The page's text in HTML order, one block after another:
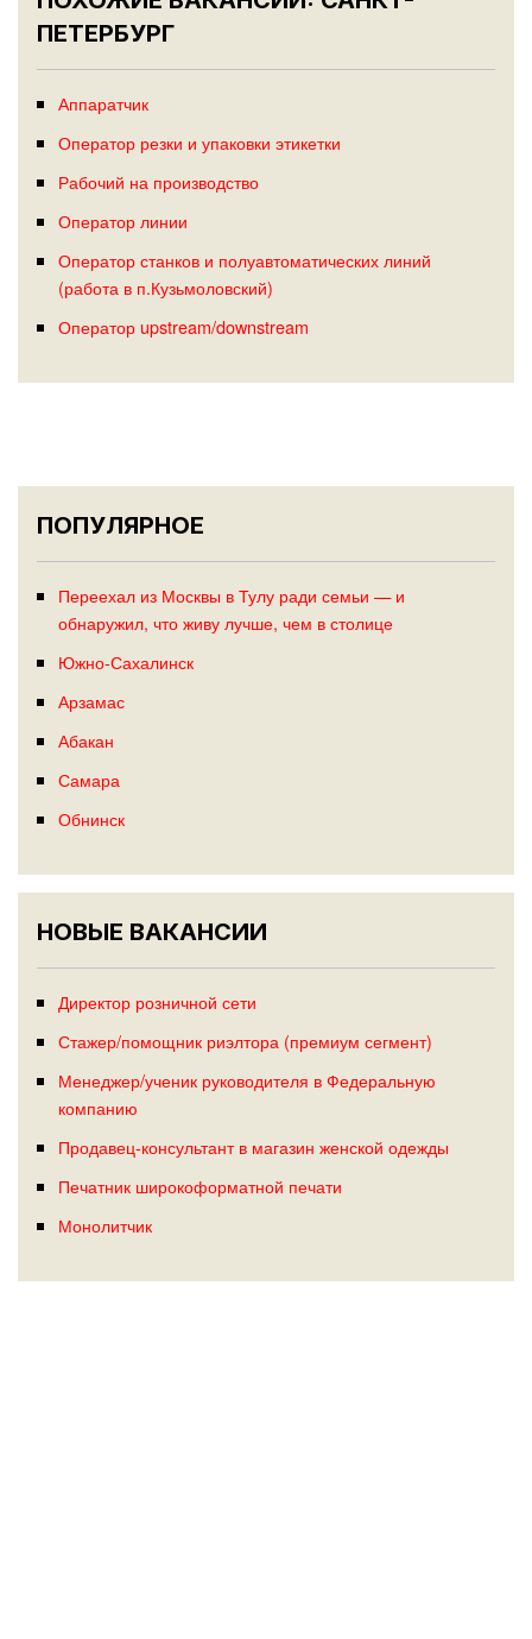
ПЕТЕРБУРГ
Аппаратчик
Оператор резки и упаковки этикетки
Рабочий на производство
Оператор линии
Оператор станков и полуавтоматических линий
(работа в п.Кузьмоловский)
Оператор upstream/downstream
ПОПУЛЯРНОЕ
Переехал из Москвы в Тулу ради семьи — и
обнаружил, что живу лучше, чем в столице
Южно-Сахалинск
Арзамас
Абакан
Самара
Обнинск
НОВЫЕ ВАКАНСИИ
Директор розничной сети
Стажер/помощник риэлтора (премиум сегмент)
Менеджер/ученик руководителя в Федеральную
компанию
Продавец-консультант в магазин женской одежды
Печатник широкоформатной печати
Монолитчик